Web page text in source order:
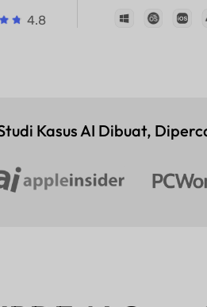
4.8
Kasus AI Dibuat,